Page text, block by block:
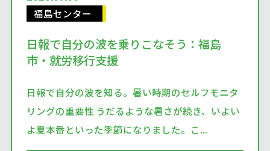
福島センター
日報で自分の波を乗りこなそう：福島
市・就労移行支援
日報で自分の波を知る。暑い時期のセルフモニタ
リングの重要性 うだるような暑さが続き、いよい
よ夏本番といった季節になりました。こ...